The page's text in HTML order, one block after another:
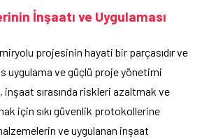
İnşaatı ve Uygulaması
projesinin hayati bir parçasıdır ve
uygulama ve güçlü proje yönetimi
sırasında riskleri azaltmak ve
için sıkı güvenlik protokollerine
ve uygulanan inşaat